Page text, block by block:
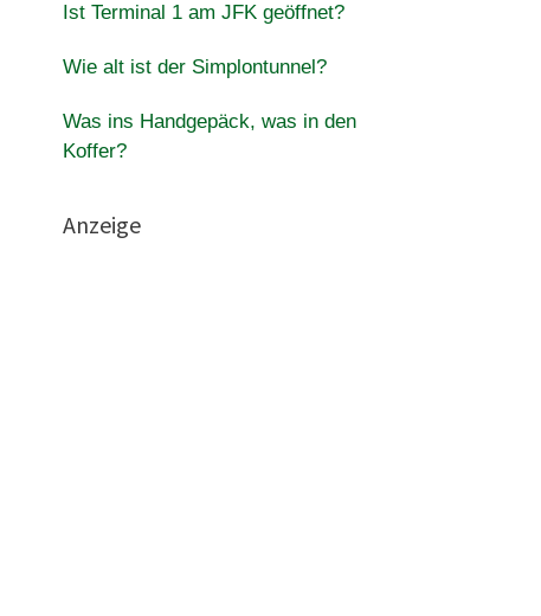
Ist Terminal 1 am JFK geöffnet?
Wie alt ist der Simplontunnel?
Was ins Handgepäck, was in den
Koffer?
Anzeige